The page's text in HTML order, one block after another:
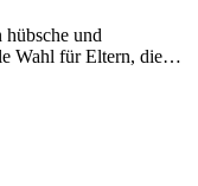
und
Wahl für Eltern, die
Rucksäcke für
und bieten viele
und Taschen,